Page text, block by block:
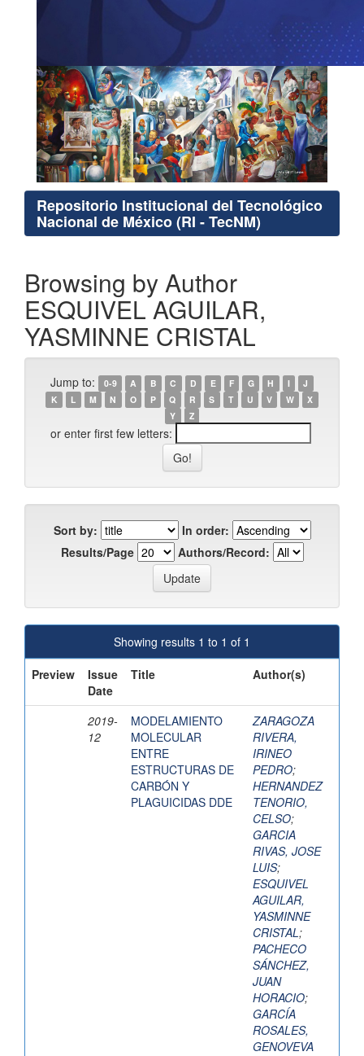
Repositorio Institucional del Tecnológico
Nacional de México (RI - TecNM)
Browsing by Author
ESQUIVEL AGUILAR,
YASMINNE CRISTAL
Jump to: 0-9 A B C D E F G H I
J
K
L M N O P Q R S T U V W
X
Y
Z
or enter first few letters:
Sort by:
In order:
Results/Page
Authors/Record:
Showing results 1 to 1 of 1
Preview
Issue
Date
Title Author(s)
2019-
12
MODELAMIENTO
MOLECULAR
ENTRE
ESTRUCTURAS DE
CARBÓN Y
PLAGUICIDAS DDE
ZARAGOZA
RIVERA,
IRINEO
PEDRO;
HERNANDEZ
TENORIO,
CELSO;
GARCIA
RIVAS, JOSE
LUIS;
ESQUIVEL
AGUILAR,
YASMINNE
CRISTAL;
PACHECO
SÁNCHEZ,
JUAN
HORACIO;
GARCÍA
ROSALES,
GENOVEVA